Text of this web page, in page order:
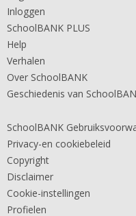
Inloggen
SchoolBANK PLUS
Help
Verhalen
Over SchoolBANK
Geschiedenis van
SchoolBANK
Privacy-en cookiebeleid
Copyright
Disclaimer
Cookie-instellingen
Profielen